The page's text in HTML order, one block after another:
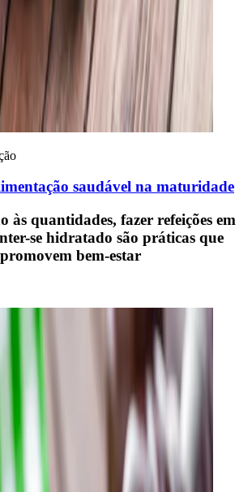
saudável na maturidade
às quantidades, fazer refeições em
se hidratado são práticas que
promovem bem-estar